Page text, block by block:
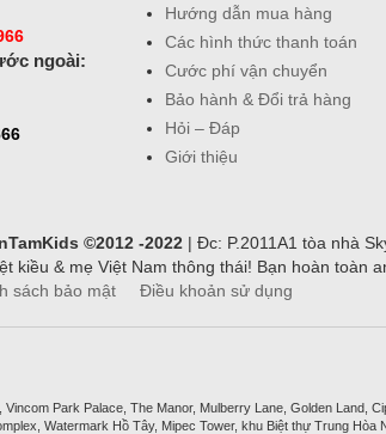
ngoài:
Hướng dẫn mua hàng
Các hình thức thanh toán
Cước phí vận chuyển
Bảo hành & Đổi trả hàng
Hỏi – Đáp
Giới thiệu
©2012 -2022| Đc: P.2011A1 tòa nhà
kiều & mẹ Việt Nam thông thái! Bạn hoàn toàn
sách bảo mật
Điều khoản sử dụng
Park Palace, The Manor, Mulberry Lane, Golden Land,
Watermark Hồ Tây, Mipec Tower, khu Biệt thự Trung Hòa